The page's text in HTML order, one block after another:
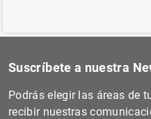
Suscríbete a nuestra
Podrás elegir las áreas de
recibir nuestras